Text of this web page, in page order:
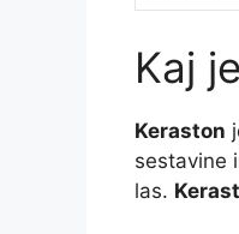
Kaj je
Keraston
sestavine
las.